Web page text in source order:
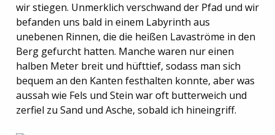
wir stiegen. Unmerklich verschwand der Pfad und wir
befanden uns bald in einem Labyrinth aus
unebenen Rinnen, die die heißen Lavaströme in den
Berg gefurcht hatten. Manche waren nur einen
halben Meter breit und hüfttief, sodass man sich
bequem an den Kanten festhalten konnte, aber was
aussah wie Fels und Stein war oft butterweich und
zerfiel zu Sand und Asche, sobald ich hineingriff.